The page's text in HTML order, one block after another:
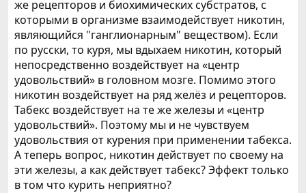
же рецепторов и биохимических субстратов, с
которыми в организме взаимодействует никотин,
являющийся "ганглионарным" веществом). Если
по русски, то куря, мы вдыхаем никотин, который
непосредственно воздействует на «центр
удовольствий» в головном мозге. Помимо этого
никотин воздействует на ряд желёз и рецепторов.
Табекс воздействует на те же железы и «центр
удовольствий». Поэтому мы и не чувствуем
удовольствия от курения при применении табекса.
А теперь вопрос, никотин действует по своему на
эти железы, а как действует табекс? Эффект только
в том что курить неприятно?